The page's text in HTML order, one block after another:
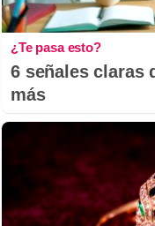
¿Te pasa esto?
6 señales claras
más